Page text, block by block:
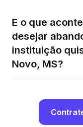
E o que
desejar
instituição
Novo, MS?